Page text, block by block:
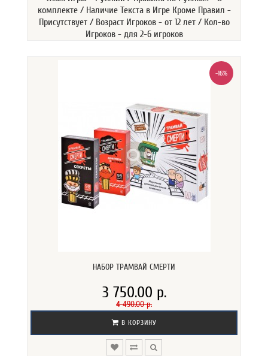
комплекте / Наличие Текста в Игре Кроме Правил -
Присутствует / Возраст Игроков - от 12 лет / Кол-во
Игроков - для 2-6 игроков
-16%
НАБОР ТРАМВАЙ СМЕРТИ
3 750.00 р.
4 490.00 р.
В КОРЗИНУ